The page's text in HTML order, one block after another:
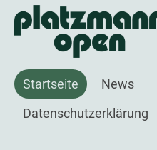
Startseite News
Datenschutzerklärung